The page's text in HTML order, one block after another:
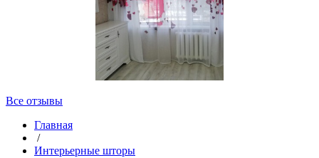
Все отзывы
Главная
/
Интерьерные шторы